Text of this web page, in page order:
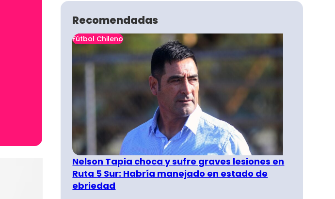
Recomendadas
Fútbol Chileno
Nelson Tapia choca y sufre graves lesiones en
Ruta 5 Sur: Habría manejado en estado de
ebriedad